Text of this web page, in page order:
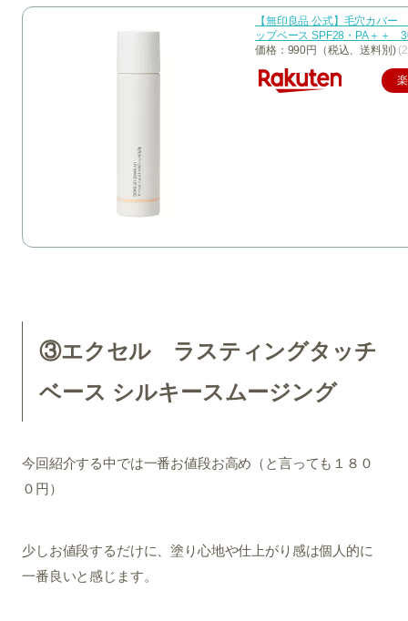
【無印良品 公式】毛穴カバ
ップベース SPF28・PA＋＋
価格：990円（税込、送料別)
③エクセル ラスティングタッチ
ベース シルキースムージング
今回紹介する中では一番お値段お高め（と言っても１８０
０円）
少しお値段するだけに、塗り心地や仕上がり感は個人的に
一番良いと感じます。